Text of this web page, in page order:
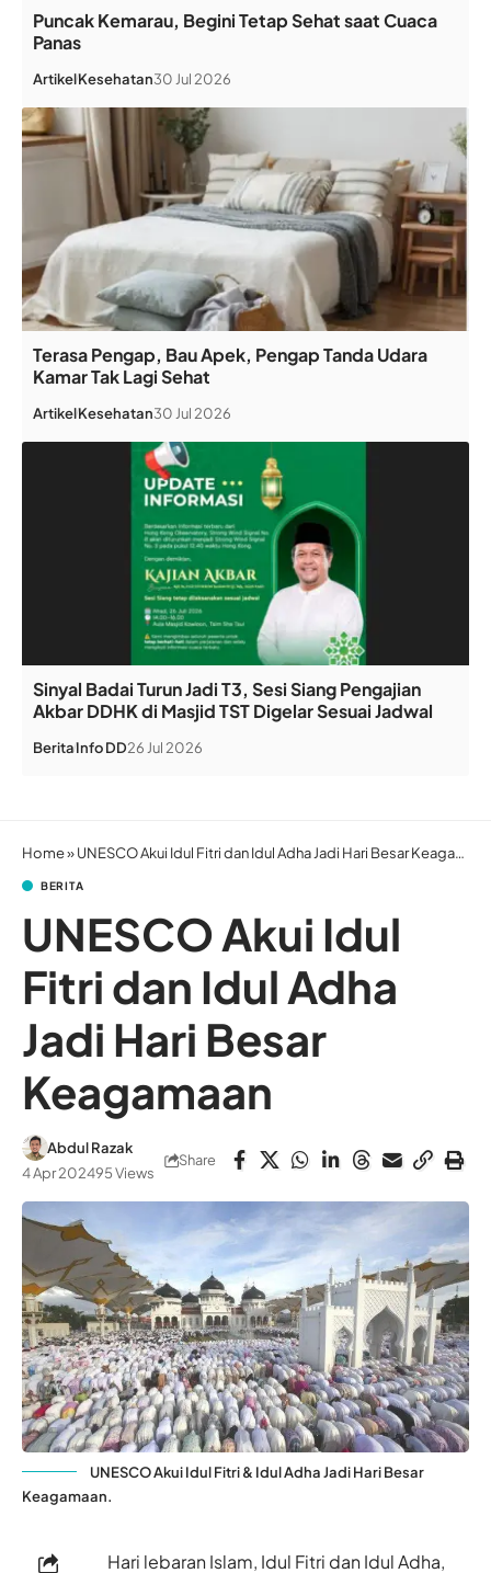
Puncak Kemarau, Begini Tetap Sehat saat Cuaca
Panas
ArtikelKesehatan30 Jul 2026
Terasa Pengap, Bau Apek, Pengap Tanda Udara
Kamar Tak Lagi Sehat
ArtikelKesehatan30 Jul 2026
Sinyal Badai Turun Jadi T3, Sesi Siang Pengajian
Akbar DDHK di Masjid TST Digelar Sesuai Jadwal
BeritaInfo DD26 Jul 2026
Home»UNESCO Akui Idul Fitri dan Idul Adha Jadi Hari Besar Keagamaan
BERITA
UNESCO Akui Idul
Fitri dan Idul Adha
Jadi Hari Besar
Keagamaan
Abdul Razak
4 Apr 202495 Views
Share
UNESCO Akui Idul Fitri & Idul Adha Jadi Hari Besar
Keagamaan.
Hari lebaran Islam, Idul Fitri dan Idul Adha,